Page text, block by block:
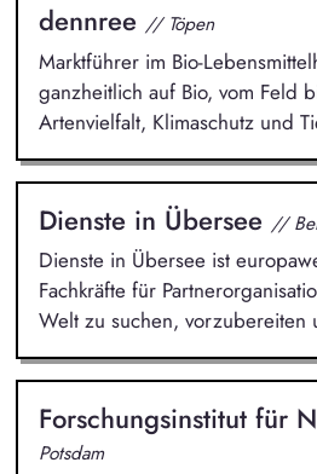
dennree // Töpen
Marktführer im Bio-
ganzheitlich auf Bio, vom Feld
Artenvielfalt, Klimaschutz und
Dienste in Übersee //
Dienste in Übersee ist
Fachkräfte für
Welt zu suchen, vorzubereiten
Forschungsinstitut für
Potsdam